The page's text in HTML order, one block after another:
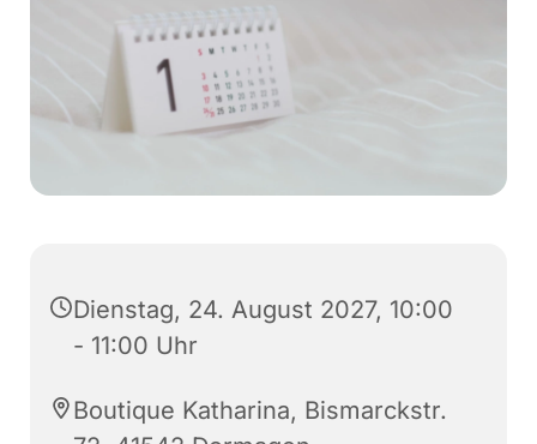
Dienstag, 24. August 2027, 10:00
- 11:00 Uhr
Boutique Katharina, Bismarckstr.